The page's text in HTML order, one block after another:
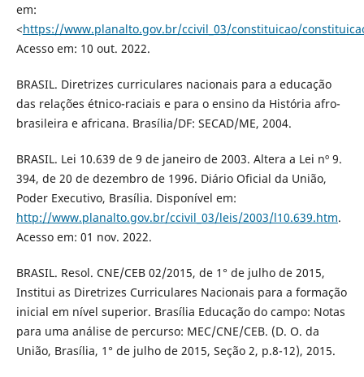
em:
<https://www.planalto.gov.br/ccivil_03/constituicao/
Acesso em: 10 out. 2022.
BRASIL. Diretrizes curriculares nacionais para a educação
das relações étnico-raciais e para o ensino da História afro-
brasileira e africana. Brasília/DF: SECAD/ME, 2004.
BRASIL. Lei 10.639 de 9 de janeiro de 2003. Altera a Lei nº 9.
394, de 20 de dezembro de 1996. Diário Oficial da União,
Poder Executivo, Brasília. Disponível em:
http://www.planalto.gov.br/ccivil_03/leis/2003/l10.639.htm.
Acesso em: 01 nov. 2022.
BRASIL. Resol. CNE/CEB 02/2015, de 1° de julho de 2015,
Institui as Diretrizes Curriculares Nacionais para a formação
inicial em nível superior. Brasília Educação do campo: Notas
para uma análise de percurso: MEC/CNE/CEB. (D. O. da
União, Brasília, 1° de julho de 2015, Seção 2, p.8-12), 2015.